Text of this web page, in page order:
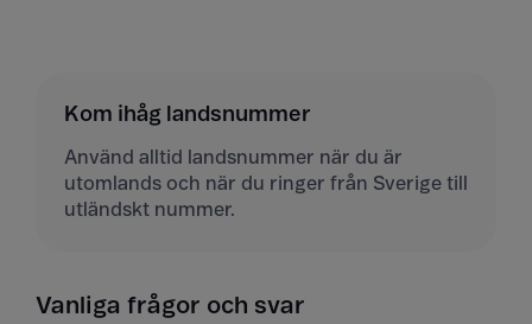
Kom ihåg landsnummer
Använd alltid landsnummer när du är
utomlands och när du ringer från Sverige till
utländskt nummer.
Vanliga frågor och svar